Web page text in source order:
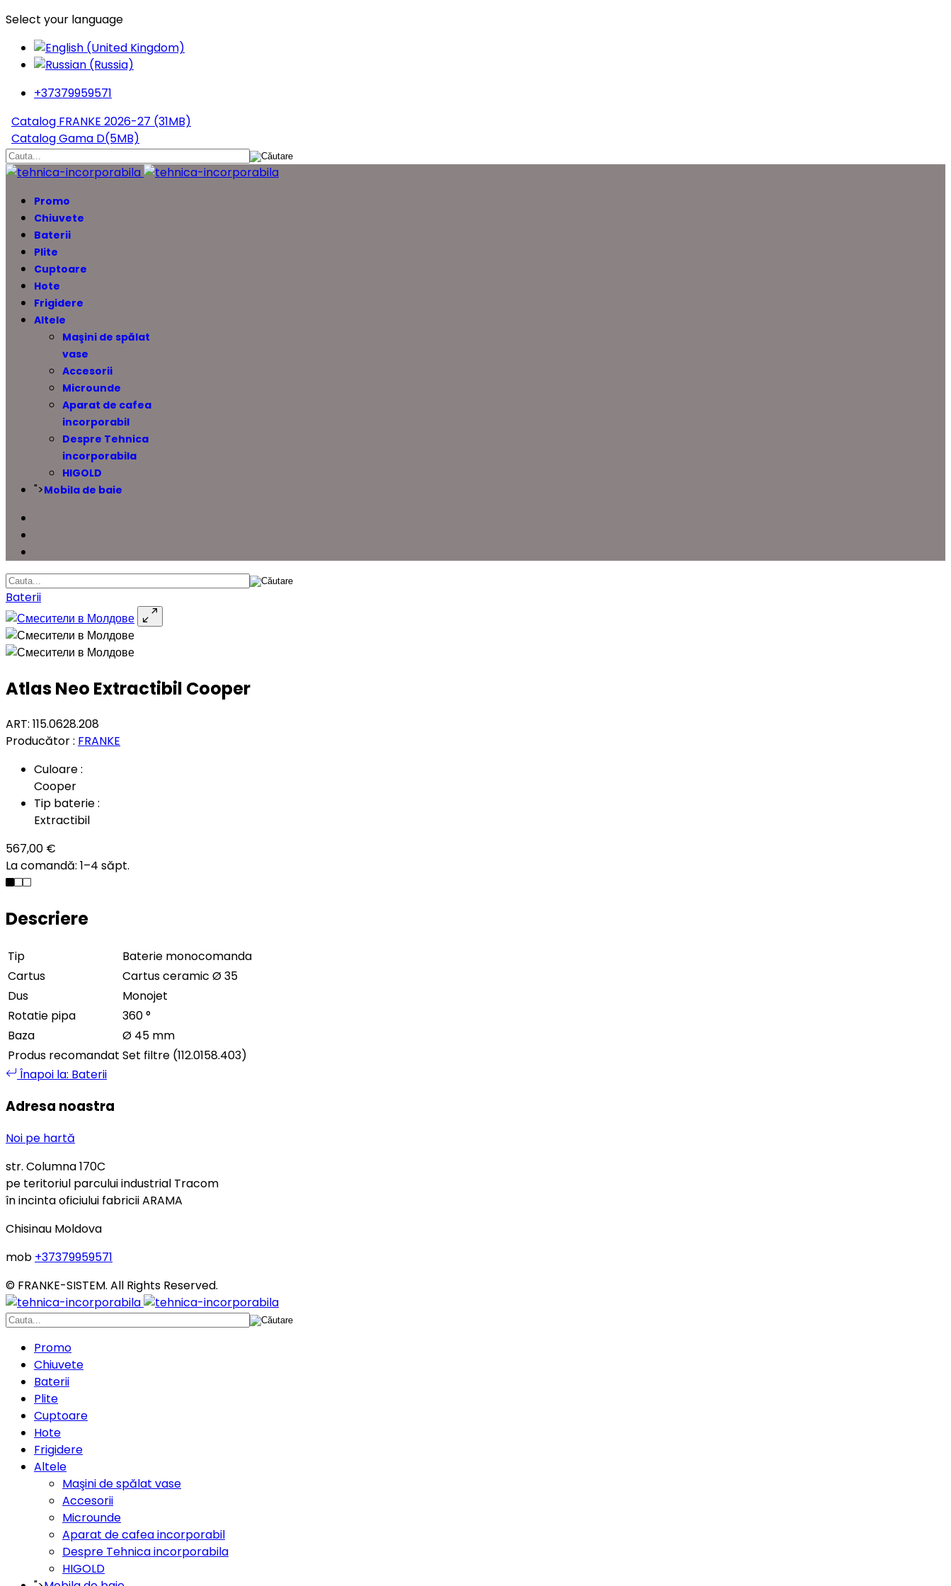
Select your language
+37379959571
Catalog FRANKE 2026-27 (31MB)
Catalog Gama D(5MB)
Promo
Chiuvete
Baterii
Plite
Cuptoare
Hote
Frigidere
Altele
Maşini de spălat
vase
Accesorii
Microunde
Aparat de cafea
incorporabil
Despre Tehnica
incorporabila
HIGOLD
">Mobila de baie
Baterii
Atlas Neo Extractibil Cooper
ART: 115.0628.208
Producător : FRANKE
Culoare :
Cooper
Tip baterie :
Extractibil
567,00 €
La comandă: 1–4 săpt.
Descriere
Tip
Baterie monocomanda
Cartus
Cartus ceramic Ø 35
Dus
Monojet
Rotatie pipa
360 °
Baza
Ø 45 mm
Produs recomandat Set filtre (112.0158.403)
Înapoi la: Baterii
Adresa noastra
Noi pe hartă
str. Columna 170C
pe teritoriul parcului industrial Tracom
în incinta oficiului fabricii ARAMA
Chisinau Moldova
mob +37379959571
© FRANKE-SISTEM. All Rights Reserved.
Promo
Chiuvete
Baterii
Plite
Cuptoare
Hote
Frigidere
Altele
Maşini de spălat vase
Accesorii
Microunde
Aparat de cafea incorporabil
Despre Tehnica incorporabila
HIGOLD